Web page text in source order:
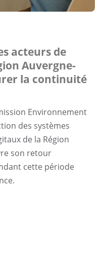
acteurs de
Auvergne-
la continuité
Environnement
des systèmes
de la Région
son retour
cette période